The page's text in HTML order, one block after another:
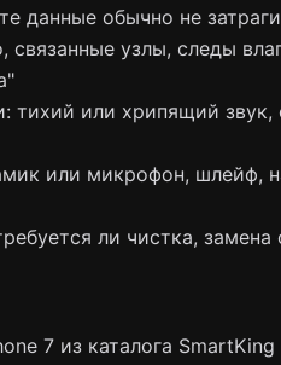
данные обычно не
узлы, следы
тихий или хрипящий звук,
или микрофон, шлейф,
ли чистка,
7 из каталога SmartKing